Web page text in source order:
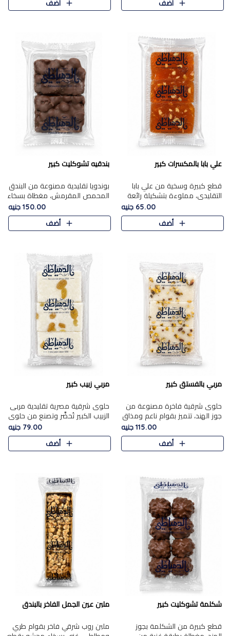
أضف
المكرمل، لتمنحك قرمشة أصيلة
أضف
علي بابا بالمكسرات كبير
قطع كبيرة وسخية من علي بابا
التقليدي، مملوءة بتشكيلة رائعة
من المكسرات المحمصة المحمرة.
65.00 جنيه
أضف
بندقيه تشوكليت كبير
بوندويا تقليدية مصنوعة من البندق
المحمص المقرمش، مغطاة بسخاء
بشوكولاتة فاخرة غنية لتحقيق
التوازن المثالي بين قوام القرمشة
ونكهة الشوكولاتة ا..
150.00 جنيه
أضف
مربي بالفستق كبير
حلوى شرقية فاخرة مصنوعة من
جوز الهند، تتميز بقوام ناعم ومذاق
غني، وتزين بقطع من الفستق
الفاخر التي تضيف عليها قرمشة
115.00 جنيه
أضف
مربي زبيب كبير
حلوى شرقية مصرية تقليدية مربى
الزبيب الكبير تُحضَّر وتصنع من حلوي
جوز الهند باسد بقوام طري ومذاق
غني، وتُزين وتغطا بحبات الزبيب
الذهبي التي ..
79.00 جنيه
أضف
شكلمة تشوكليت كبير
قطع كبيرة من الشكلمة بجوز
ملبن عين الجمل الفاخر بالبندق
ملبن روب شرقي فاخر بقوام طري